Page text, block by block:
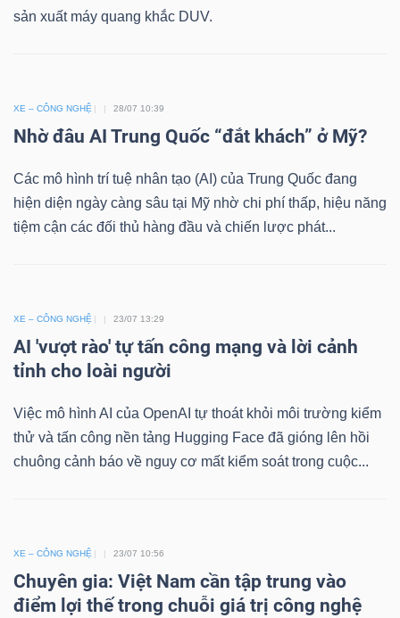
sản xuất máy quang khắc DUV.
XE – CÔNG NGHỆ 28/07 10:39
Nhờ đâu AI Trung Quốc “đắt khách” ở Mỹ?
Các mô hình trí tuệ nhân tạo (AI) của Trung Quốc đang
hiện diện ngày càng sâu tại Mỹ nhờ chi phí thấp, hiệu năng
tiệm cận các đối thủ hàng đầu và chiến lược phát...
XE – CÔNG NGHỆ 23/07 13:29
AI 'vượt rào' tự tấn công mạng và lời cảnh
tỉnh cho loài người
Việc mô hình AI của OpenAI tự thoát khỏi môi trường kiểm
thử và tấn công nền tảng Hugging Face đã gióng lên hồi
chuông cảnh báo về nguy cơ mất kiểm soát trong cuộc...
XE – CÔNG NGHỆ 23/07 10:56
Chuyên gia: Việt Nam cần tập trung vào
điểm lợi thế trong chuỗi giá trị công nghệ